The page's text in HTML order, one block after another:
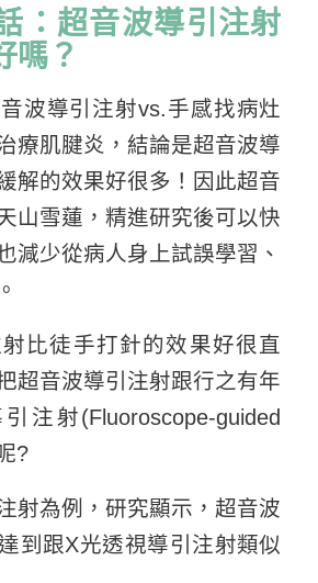
：超音波導引注射
嗎？
波導引注射vs.手感找病灶
療肌腱炎，結論是超音波導
解的效果好很多！因此超音
山雪蓮，精進研究後可以快
減少從病人身上試誤學習、
比徒手打針的效果好很直
超音波導引注射跟行之有年
注射(Fluoroscope-guided
?
射為例，研究顯示，超音波
到跟X光透視導引注射類似